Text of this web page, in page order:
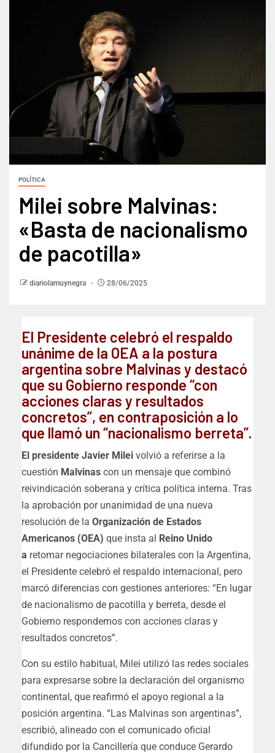
POLÍTICA
Milei sobre Malvinas:
«Basta de nacionalismo
de pacotilla»
diariolamuynegra 28/06/2025
El Presidente celebró el respaldo
unánime de la OEA a la postura
argentina sobre Malvinas y destacó
que su Gobierno responde “con
acciones claras y resultados
concretos”, en contraposición a lo
que llamó un “nacionalismo berreta”.
El presidente Javier Milei volvió a referirse a la
cuestión Malvinas con un mensaje que combinó
reivindicación soberana y crítica política interna. Tras
la aprobación por unanimidad de una nueva
resolución de la Organización de Estados
Americanos (OEA) que insta al
Reino Unido
a retomar negociaciones bilaterales con la Argentina,
el Presidente celebró el respaldo internacional, pero
marcó diferencias con gestiones anteriores: “En lugar
de nacionalismo de pacotilla y berreta, desde el
Gobierno respondemos con acciones claras y
resultados concretos”.
Con su estilo habitual, Milei utilizó las redes sociales
para expresarse sobre la declaración del organismo
continental, que reafirmó el apoyo regional a la
posición argentina. “Las Malvinas son argentinas”,
escribió, alineado con el comunicado oficial
difundido por la Cancillería que conduce Gerardo